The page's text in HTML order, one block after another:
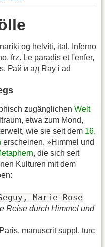
og helvíti, ital. Inferno
frz. Le paradis et l'enfer,
Рай и ад Ray i ad
zugänglichen Welt
etwa zum Mond,
wie sie seit dem 16.
erscheinen. »Himmel und
, die sich seit
Kulturen mit dem
Marie-Rose
Reise durch Himmel und
manuscrit suppl. turc